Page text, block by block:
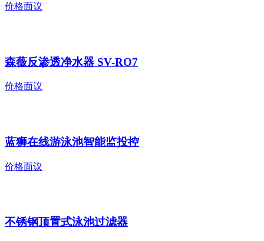
价格面议
森薇反渗透净水器 SV-RO7
价格面议
蓝狮在线游泳池智能监投控
价格面议
不锈钢顶置式泳池过滤器